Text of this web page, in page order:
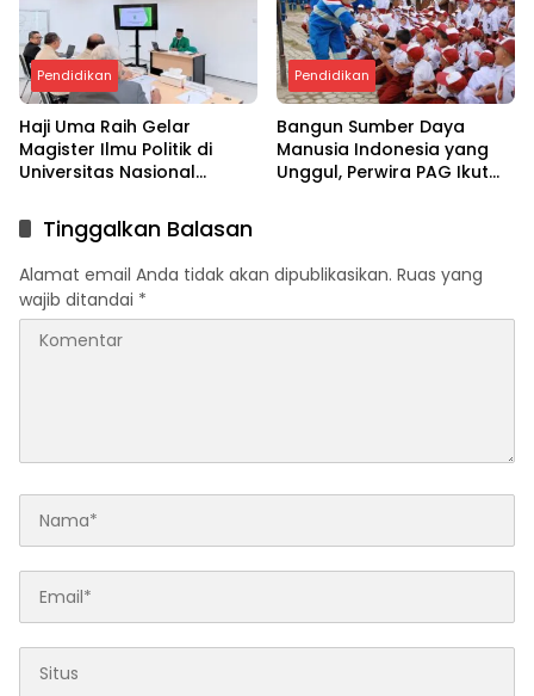
Pendidikan
Haji Uma Raih Gelar
Magister Ilmu Politik di
Universitas Nasional
Pendidikan
Bangun Sumber Daya
Manusia Indonesia yang
Unggul, Perwira PAG Ikut
Tinggalkan Balasan
Alamat email Anda tidak akan dipublikasikan. Ruas yang
wajib ditandai *